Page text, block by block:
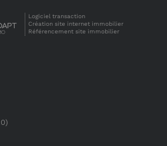
Logiciel transaction
Création site internet immobilier
Référencement site immobilier